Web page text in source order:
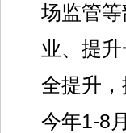
场监管
业、提
全提升，
今年1-8